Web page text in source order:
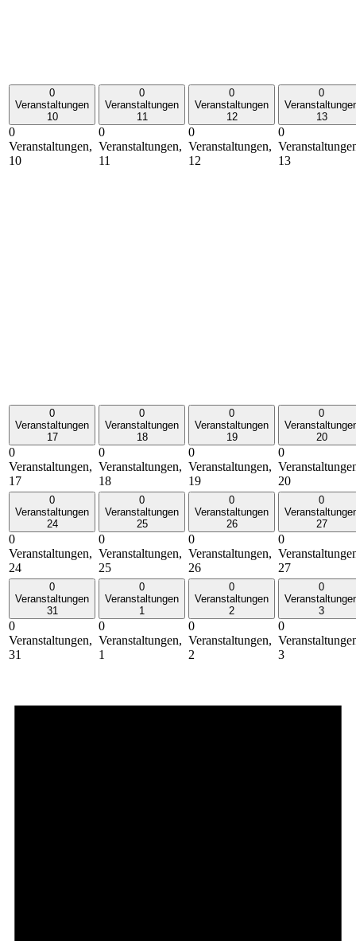
0
Veranstaltungen
10
0
Veranstaltungen,
10
0
Veranstaltungen
11
0
Veranstaltungen,
11
0
Veranstaltungen
12
0
Veranstaltungen,
12
0
13
0
13
0
Veranstaltungen
17
0
Veranstaltungen,
17
0
Veranstaltungen
18
0
Veranstaltungen,
18
0
Veranstaltungen
19
0
Veranstaltungen,
19
0
20
0
20
0
Veranstaltungen
24
0
Veranstaltungen,
24
0
Veranstaltungen
25
0
Veranstaltungen,
25
0
Veranstaltungen
26
0
Veranstaltungen,
26
0
27
0
27
0
Veranstaltungen
31
0
Veranstaltungen,
31
0
Veranstaltungen
1
0
Veranstaltungen,
1
0
Veranstaltungen
2
0
Veranstaltungen,
2
0
3
0
3